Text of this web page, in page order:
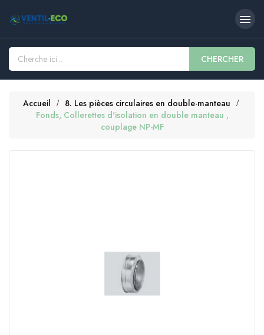

CHERCHER
Accueil
8. Les pièces circulaires en double-manteau
Fonds, Collerettes d'isolation en double manteau ,
couplage NP-MF